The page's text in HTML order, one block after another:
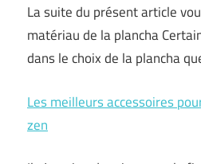
La suite du présent article
matériau de la plancha
dans le choix de la plancha
Les meilleurs accessoires
zen